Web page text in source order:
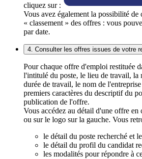
cliquez sur :
Vous avez également la possibilité de
« classement » des offres : vous
par date.
4. Consulter les offres issues de votre
Pour chaque offre d'emploi restituée
l'intitulé du poste, le lieu de travail, la
durée de travail, le nom de
premiers caractères du descriptif du
publication de l'offre.
Vous accédez au détail d'une offre
ou sur le logo sur la gauche. Vous
le détail du poste recherché et
le détail du profil du candidat
les modalités pour répondre à